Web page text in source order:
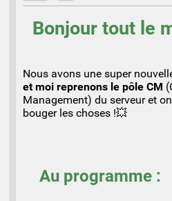
Bonjour tout le
Nous avons une super
et moi reprenons le pôle CM
Management) du serveur et
bouger les choses !💥
Au programme :